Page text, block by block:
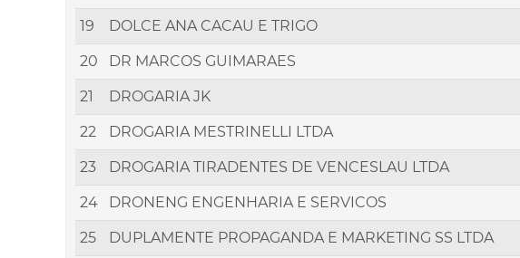
19 DOLCE ANA CACAU E TRIGO
20 DR MARCOS GUIMARAES
21 DROGARIA JK
22 DROGARIA MESTRINELLI LTDA
23 DROGARIA TIRADENTES DE VENCESLAU LTDA
24 DRONENG ENGENHARIA E SERVICOS
25 DUPLAMENTE PROPAGANDA E MARKETING SS LTDA